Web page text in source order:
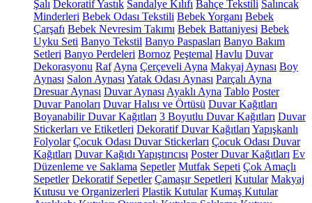
Şalı Dekoratif Yastık Sandalye Kılıfı Bahçe Tekstili Salıncak
Minderleri Bebek Odası Tekstili Bebek Yorganı Bebek
Çarşafı Bebek Nevresim Takımı Bebek Battaniyesi Bebek
Uyku Seti Banyo Tekstil Banyo Paspasları Banyo Bakım
Setleri Banyo Perdeleri Bornoz Peştemal Havlu Duvar
Dekorasyonu Raf Ayna Çerçeveli Ayna Makyaj Aynası Boy
Aynası Salon Aynası Yatak Odası Aynası Parçalı Ayna
Dresuar Aynası Duvar Aynası Ayaklı Ayna Tablo Poster
Duvar Panoları Duvar Halısı ve Örtüsü Duvar Kağıtları
Boyanabilir Duvar Kağıtları 3 Boyutlu Duvar Kağıtları Duvar
Stickerları ve Etiketleri Dekoratif Duvar Kağıtları Yapışkanlı
Folyolar Çocuk Odası Duvar Stickerları Çocuk Odası Duvar
Kağıtları Duvar Kağıdı Yapıştırıcısı Poster Duvar Kağıtları Ev
Düzenleme ve Saklama Sepetler Mutfak Sepeti Çok Amaçlı
Sepetler Dekoratif Sepetler Çamaşır Sepetleri Kutular Makyaj
Kutusu ve Organizerleri Plastik Kutular Kumaş Kutular